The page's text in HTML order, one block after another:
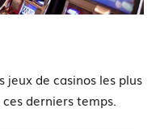
jeux de casinos les plus
derniers temps.